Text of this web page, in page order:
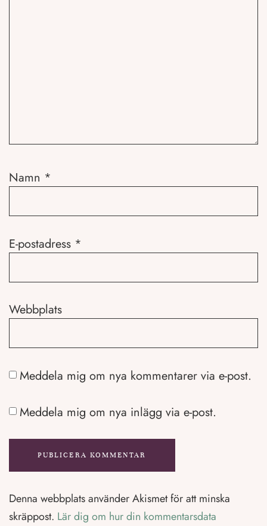
Namn *
E-postadress *
Webbplats
Meddela mig om nya kommentarer via e-post.
Meddela mig om nya inlägg via e-post.
Denna webbplats använder Akismet för att minska
skräppost. Lär dig om hur din kommentarsdata